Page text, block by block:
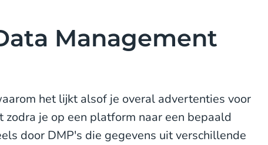
Management
het lijkt alsof je overal advertenties voor
je op een platform naar een bepaald
door DMP's die gegevens uit verschillende